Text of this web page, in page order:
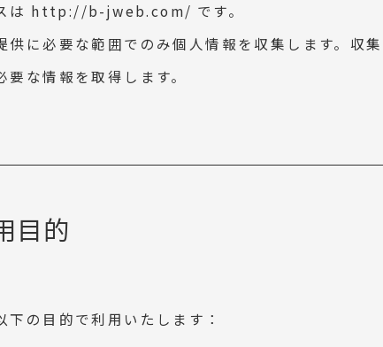
は http://b-jweb.com/ です。
供に必要な範囲でのみ個人情報を収集します。収
な情報を取得します。
目的
の目的で利用いたします：